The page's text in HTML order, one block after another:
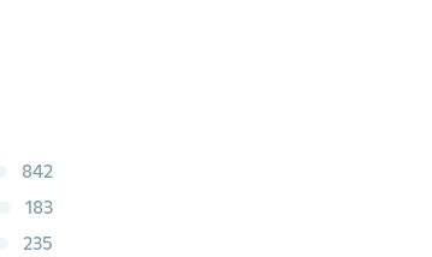
842
183
235